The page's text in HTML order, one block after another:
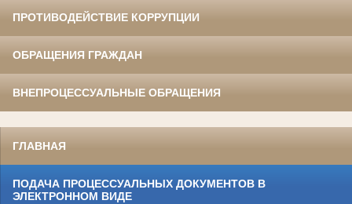
ПРОТИВОДЕЙСТВИЕ КОРРУПЦИИ
ОБРАЩЕНИЯ ГРАЖДАН
ВНЕПРОЦЕССУАЛЬНЫЕ ОБРАЩЕНИЯ
ГЛАВНАЯ
ПОДАЧА ПРОЦЕССУАЛЬНЫХ ДОКУМЕНТОВ В
ЭЛЕКТРОННОМ ВИДЕ